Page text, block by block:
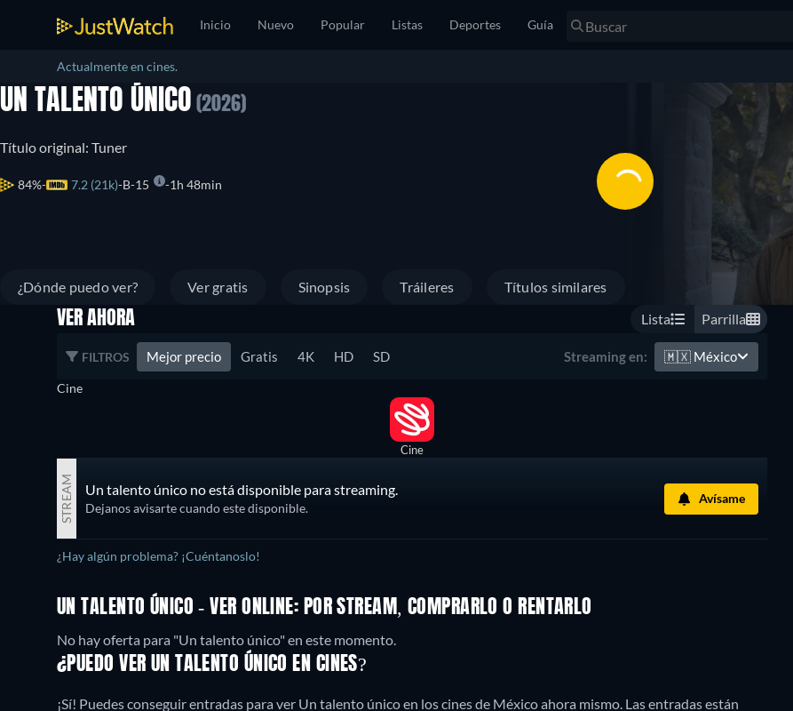
Inicio Nuevo Popular Listas Deportes Guía
Actualmente en cines.
UN TALENTO ÚNICO (2026)
Título original: Tuner
84% 7.2 (21k) B-15 1h 48min
¿Dónde puedo ver? Ver gratis Sinopsis Tráileres Títulos similares
VER AHORA Lista Parrilla
FILTROS Mejor precio Gratis 4K HD SD Streaming en: 🇲🇽 México
Cine
Cine
STREAM Un talento único no está disponible para streaming.
Dejanos avisarte cuando este disponible.
Avísame
¿Hay algún problema? ¡Cuéntanoslo!
UN TALENTO ÚNICO - VER ONLINE: POR STREAM, COMPRARLO O RENTARLO
No hay oferta para "Un talento único" en este momento.
¿PUEDO VER UN TALENTO ÚNICO EN CINES?
¡Sí! Puedes conseguir entradas para ver Un talento único en los cines de México ahora mismo. Las entradas están